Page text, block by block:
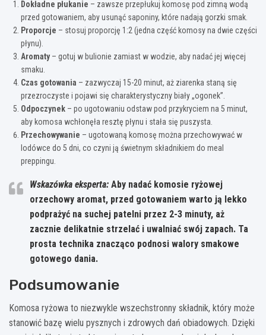
Dokładne płukanie – zawsze przepłukuj komosę pod zimną wodą
przed gotowaniem, aby usunąć saponiny, które nadają gorzki smak.
Proporcje – stosuj proporcję 1:2 (jedna część komosy na dwie części
płynu).
Aromaty– gotuj w bulionie zamiast w wodzie, aby nadać jej więcej
smaku.
Czas gotowania – zazwyczaj 15-20 minut, aż ziarenka staną się
przezroczyste i pojawi się charakterystyczny biały „ogonek”.
Odpoczynek – po ugotowaniu odstaw pod przykryciem na 5 minut,
aby komosa wchłonęła resztę płynu i stała się puszysta.
Przechowywanie – ugotowaną komosę można przechowywać w
lodówce do 5 dni, co czyni ją świetnym składnikiem do meal
preppingu.
Wskazówka eksperta: Aby nadać komosie ryżowej
orzechowy aromat, przed gotowaniem warto ją lekko
podprażyć na suchej patelni przez 2-3 minuty, aż
zacznie delikatnie strzelać i uwalniać swój zapach. Ta
prosta technika znacząco podnosi walory smakowe
gotowego dania.
Podsumowanie
Komosa ryżowa to niezwykle wszechstronny składnik, który może
stanowić bazę wielu pysznych i zdrowych dań obiadowych. Dzięki